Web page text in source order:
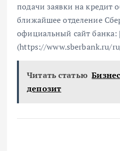
подачи заявки на кредит
ближайшее отделение
официальный сайт банка:
(https://www.sberbank.ru/
Читать статью
депозит